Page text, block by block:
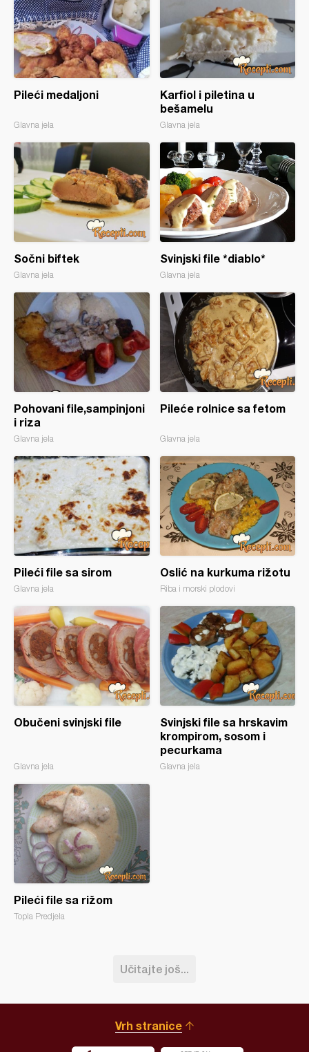
Pileći medaljoni
Glavna jela
Karfiol i piletina u
bešamelu
Glavna jela
Sočni biftek
Glavna jela
Svinjski file *diablo*
Glavna jela
Pohovani file,sampinjoni
i riza
Glavna jela
Pileće rolnice sa fetom
Glavna jela
Pileći file sa sirom
Glavna jela
Oslić na kurkuma rižotu
Riba i morski plodovi
Obučeni svinjski file
Glavna jela
Svinjski file sa hrskavim
krompirom, sosom i
pecurkama
Glavna jela
Pileći file sa rižom
Topla Predjela
Učitajte još...
Vrh stranice